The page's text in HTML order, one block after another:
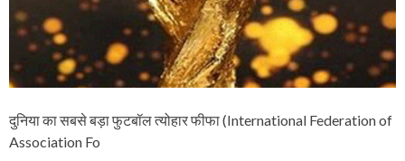
2
0
2
6
:
ट्रॉ
दुनिया का सबसे बड़ा फुटबॉल त्योहार फीफा (International Federation of
Association Fo